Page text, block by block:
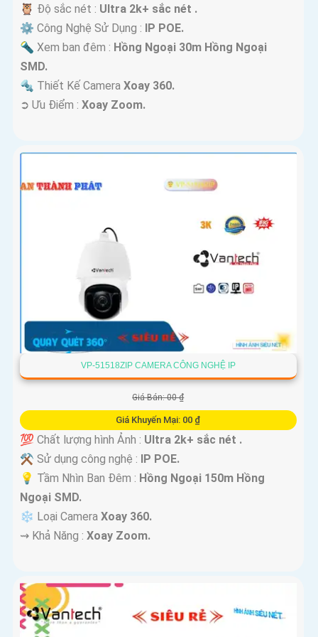
🦉 Độ sắc nét : Ultra 2k+ sắc nét .
⚙ Công Nghệ Sử Dụng :
IP POE.
🔦 Xem ban đêm : Hồng Ngoại 30m Hồng Ngoại
SMD.
🔩 Thiết Kế Camera Xoay 360.
️➲ Ưu Điểm : Xoay Zoom.
VP-51518ZIP CAMERA CÔNG NGHỆ IP
Giá Bán: 00 ₫
Giá Khuyến Mại: 00 ₫
💯 Chất lượng hình Ảnh : Ultra 2k+ sắc nét .
⚒ Sử dụng công nghệ :
IP POE.
💡 Tầm Nhìn Ban Đêm : Hồng Ngoại 150m Hồng
Ngoại SMD.
❄ Loại Camera Xoay 360.
️⇝ Khả Năng : Xoay Zoom.